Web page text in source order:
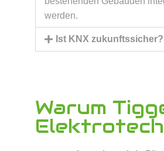
werden.
Ist KNX zukunftssicher?
Warum